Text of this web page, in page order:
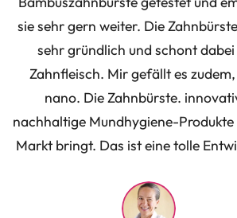
sie sehr gern weiter. Die
sehr gründlich und schont dabei
Zahnfleisch. Mir gefällt es
nano. Die Zahnbürste.
nachhaltige Mundhygiene-Produkte
Markt bringt. Das ist eine tolle